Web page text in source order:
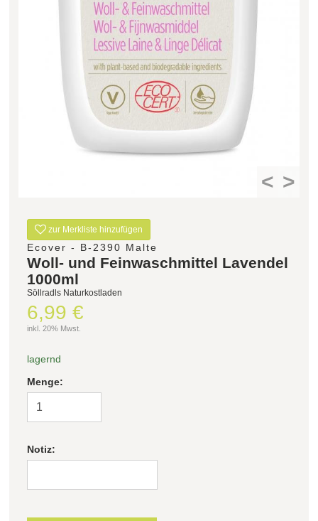
< >
zur Merkliste hinzufügen
Ecover - B-2390 Malte
Woll- und Feinwaschmittel Lavendel
1000ml
Söllradls Naturkostladen
6,99 €
inkl. 20% Mwst.
lagernd
Menge:
Notiz: